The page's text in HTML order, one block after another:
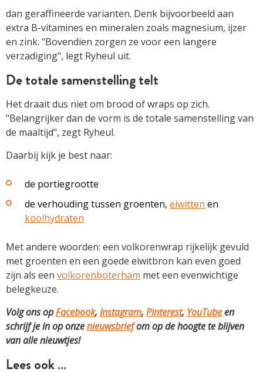
dan geraffineerde varianten. Denk bijvoorbeeld aan
extra B-vitamines en mineralen zoals magnesium, ijzer
en zink. "Bovendien zorgen ze voor een langere
verzadiging", legt Ryheul uit.
De totale samenstelling telt
Het draait dus niet om brood of wraps op zich.
"Belangrijker dan de vorm is de totale samenstelling van
de maaltijd", zegt Ryheul.
Daarbij kijk je best naar:
de portiegrootte
de verhouding tussen groenten, eiwitten en
koolhydraten
Met andere woorden: een volkorenwrap rijkelijk gevuld
met groenten en een goede eiwitbron kan even goed
zijn als een volkorenboterham met een evenwichtige
belegkeuze.
Volg ons opFacebook, Instagram, Pinterest, YouTubeen
schrijf je in op onzenieuwsbriefom op de hoogte te blijven
van alle nieuwtjes!
Lees ook …